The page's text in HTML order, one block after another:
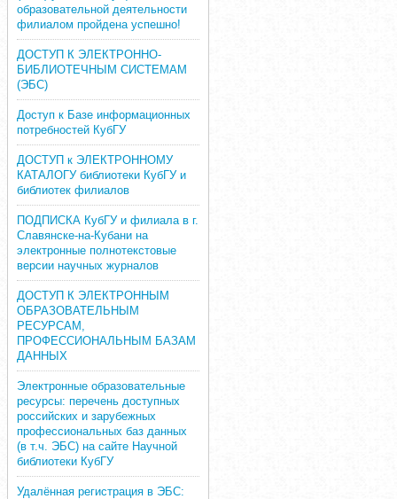
образовательной деятельности
филиалом пройдена успешно!
ДОСТУП К ЭЛЕКТРОННО-
БИБЛИОТЕЧНЫМ СИСТЕМАМ
(ЭБС)
Доступ к Базе информационных
потребностей КубГУ
ДОСТУП к ЭЛЕКТРОННОМУ
КАТАЛОГУ библиотеки КубГУ и
библиотек филиалов
ПОДПИСКА КубГУ и филиала в г.
Славянске-на-Кубани на
электронные полнотекстовые
версии научных журналов
ДОСТУП К ЭЛЕКТРОННЫМ
ОБРАЗОВАТЕЛЬНЫМ
РЕСУРСАМ,
ПРОФЕССИОНАЛЬНЫМ БАЗАМ
ДАННЫХ
Электронные образовательные
ресурсы: перечень доступных
российских и зарубежных
профессиональных баз данных
(в т.ч. ЭБС) на сайте Научной
библиотеки КубГУ
Удалённая регистрация в ЭБС: